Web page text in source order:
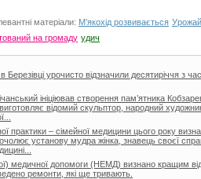
матеріали: М’якохід розвивається
на громаду удич
урочисто відзначили десятиріччя з
ініціював створення пам’ятника
виготовляє відомий скульптор, народний
практики – сімейної медицини цього року
установу мудра жінка, знавець своєї
медичної допомоги (НЕМД) визнано кращим
ремонти, які ще тривають.